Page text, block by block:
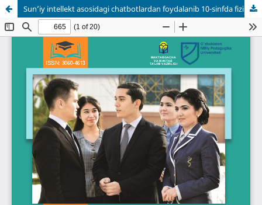
Sun’iy intellekt asosidagi chatbotlardan foydalanib 10-sinfda fizika masalalarini o‘rgatish metodikasi